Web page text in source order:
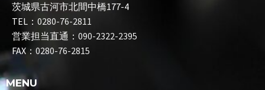
茨城県古河市北間中橋177-4
TEL： 0280-76-2811
営業担当直通： 090-2322-2395
FAX： 0280-76-2815
MENU